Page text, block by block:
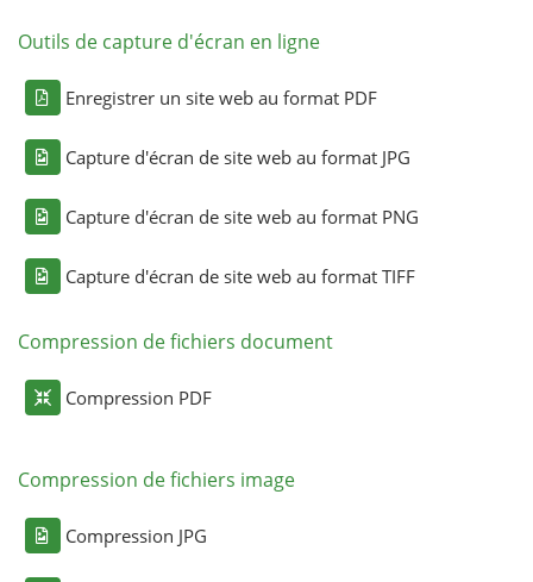
Outils de capture d'écran en ligne
Enregistrer un site web au format PDF
Capture d'écran de site web au format JPG
Capture d'écran de site web au format PNG
Capture d'écran de site web au format TIFF
Compression de fichiers document
Compression PDF
Compression de fichiers image
Compression JPG